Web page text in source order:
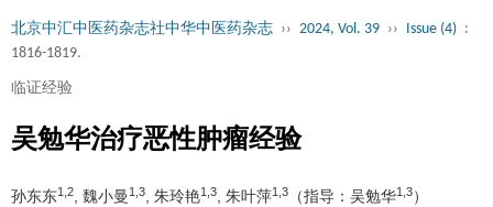
北京中汇中医药杂志社中华中医药杂志 ›› 2024, Vol. 39 ›› Issue (4) :
1816-1819.
临证经验
吴勉华治疗恶性肿瘤经验
孙东东1,2, 魏小曼 1,3, 朱玲艳1,3, 朱叶萍1,3 （指导：吴勉华1,3）